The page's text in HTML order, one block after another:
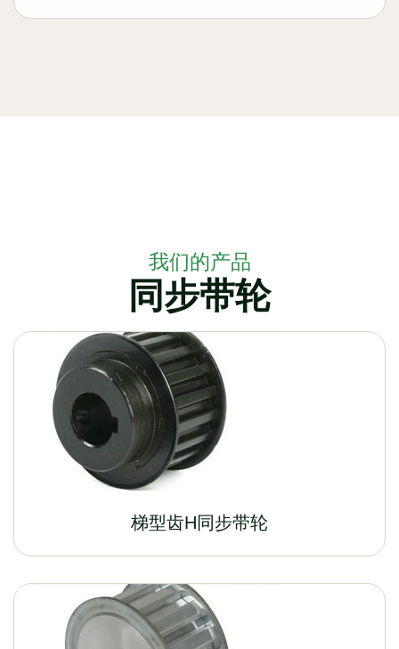
我们的产品
同步带轮
梯型齿H同步带轮